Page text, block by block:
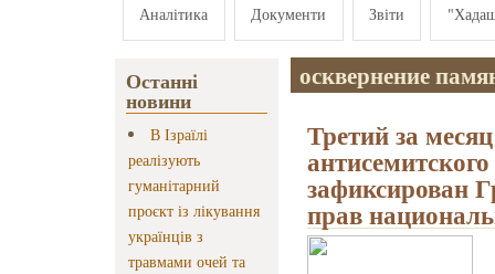
Аналітика Документи Звіти
Останні
новини
В Ізраїлі
реалізують
гуманітарний
проєкт із лікування
українців з
травмами очей та
осквернение
Третий за
зафиксирован
прав